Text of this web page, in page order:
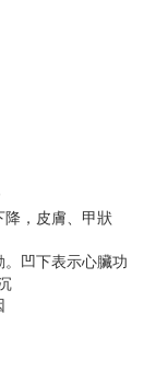
降，皮膚、甲狀
凹下表示心臟功